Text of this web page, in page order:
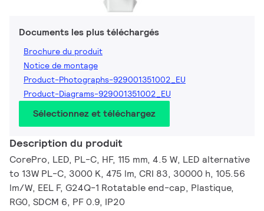
Documents les plus téléchargés
Brochure du produit
Notice de montage
Product-Photographs-929001351002_EU
Product-Diagrams-929001351002_EU
Sélectionnez et téléchargez
Description du produit
CorePro, LED, PL-C, HF, 115 mm, 4.5 W, LED alternative
to 13W PL-C, 3000 K, 475 lm, CRI 83, 30000 h, 105.56
lm/W, EEL F, G24Q-1 Rotatable end-cap, Plastique,
RG0, SDCM 6, PF 0.9, IP20